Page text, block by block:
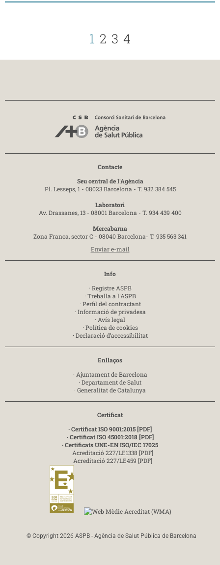
1 2 3 4
Contacte
Seu central de l'Agència
Pl. Lesseps, 1 - 08023 Barcelona - T. 932 384 545
Laboratori
Av. Drassanes, 13 - 08001 Barcelona - T. 934 439 400
Mercabarna
Zona Franca, sector C - 08040 Barcelona- T. 935 563 341
Enviar e-mail
Info
· Registre ASPB
· Treballa a l'ASPB
· Perfil del contractant
· Informació de privadesa
· Avís legal
· Política de cookies
· Declaració d’accessibilitat
Enllaços
· Ajuntament de Barcelona
· Departament de Salut
· Generalitat de Catalunya
Certificat
· Certificat ISO 9001:2015 [PDF]
· Certificat ISO 45001:2018 [PDF]
· Certificats UNE-EN ISO/IEC 17025
Acreditació 227/LE1338 [PDF]
Acreditació 227/LE459 [PDF]
© Copyright 2026 ASPB - Agència de Salut Pública de Barcelona